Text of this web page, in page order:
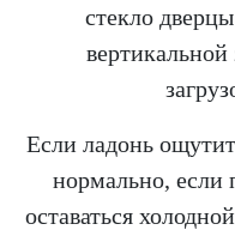
стекло
Если ладонь ощутит
нормально, если
оставаться